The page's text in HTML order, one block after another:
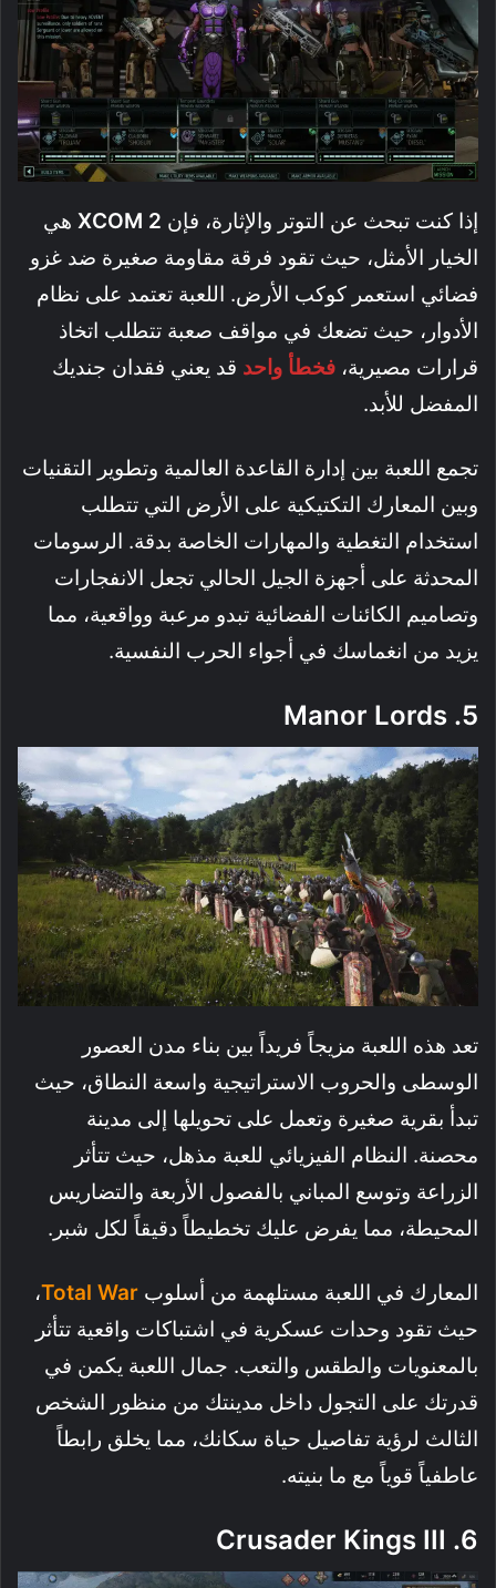
إذا كنت تبحث عن التوتر والإثارة، فإن XCOM 2 هي
الخيار الأمثل، حيث تقود فرقة مقاومة صغيرة ضد غزو
فضائي استعمر كوكب الأرض. اللعبة تعتمد على نظام
الأدوار، حيث تضعك في مواقف صعبة تتطلب اتخاذ
قرارات مصيرية، فخطأ واحد قد يعني فقدان جنديك
المفضل للأبد.
تجمع اللعبة بين إدارة القاعدة العالمية وتطوير التقنيات
وبين المعارك التكتيكية على الأرض التي تتطلب
استخدام التغطية والمهارات الخاصة بدقة. الرسومات
المحدثة على أجهزة الجيل الحالي تجعل الانفجارات
وتصاميم الكائنات الفضائية تبدو مرعبة وواقعية، مما
يزيد من انغماسك في أجواء الحرب النفسية.
5. Manor Lords
تعد هذه اللعبة مزيجاً فريداً بين بناء مدن العصور
الوسطى والحروب الاستراتيجية واسعة النطاق، حيث
تبدأ بقرية صغيرة وتعمل على تحويلها إلى مدينة
محصنة. النظام الفيزيائي للعبة مذهل، حيث تتأثر
الزراعة وتوسع المباني بالفصول الأربعة والتضاريس
المحيطة، مما يفرض عليك تخطيطاً دقيقاً لكل شبر.
المعارك في اللعبة مستلهمة من أسلوب Total War،
حيث تقود وحدات عسكرية في اشتباكات واقعية تتأثر
بالمعنويات والطقس والتعب. جمال اللعبة يكمن في
قدرتك على التجول داخل مدينتك من منظور الشخص
الثالث لرؤية تفاصيل حياة سكانك، مما يخلق رابطاً
عاطفياً قوياً مع ما بنيته.
6. Crusader Kings III